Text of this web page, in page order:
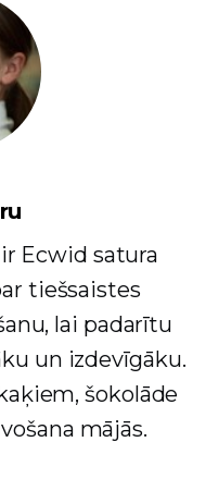
Ecwid satura
tiešsaistes
lai padarītu
un izdevīgāku.
šokolāde
mājās.